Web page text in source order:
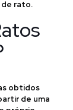
de rato.
obtidos
de uma